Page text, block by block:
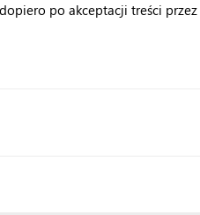
po akceptacji treści